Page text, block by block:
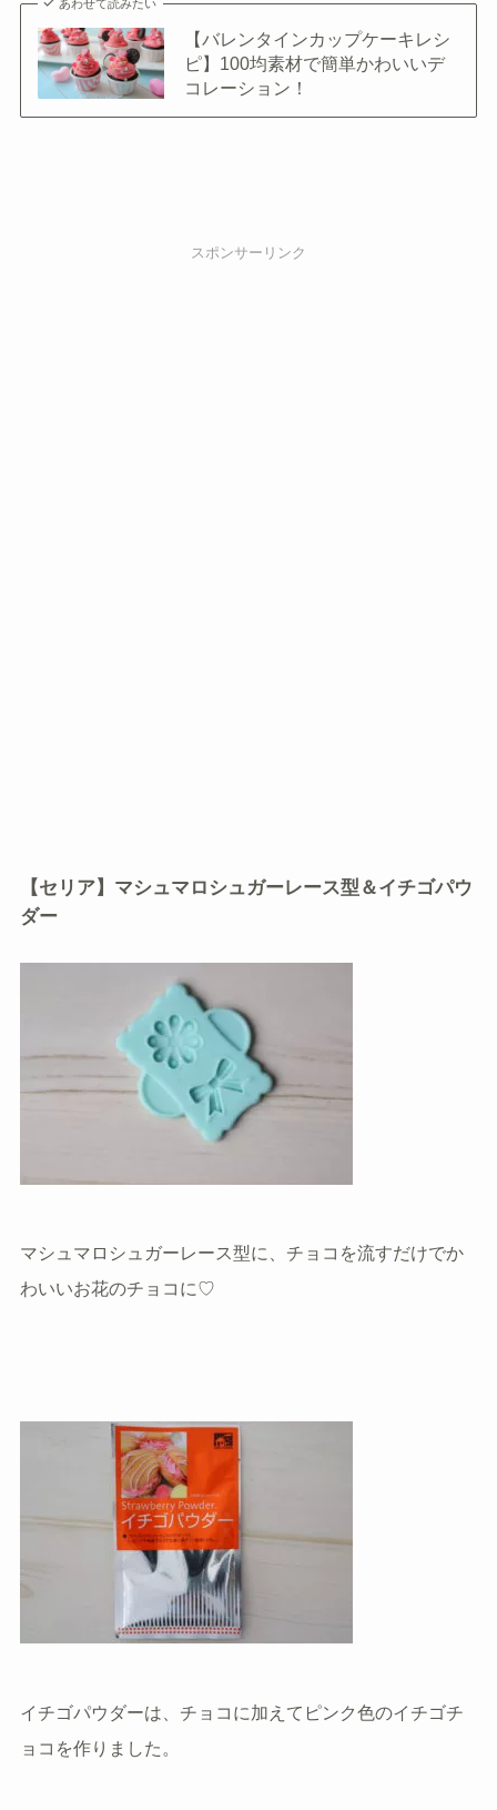
あわせて読みたい
【バレンタインカップケーキレシ
ピ】100均素材で簡単かわいいデ
コレーション！
スポンサーリンク
【セリア】マシュマロシュガーレース型＆イチゴパウ
ダー
マシュマロシュガーレース型に、チョコを流すだけでか
わいいお花のチョコに♡
イチゴパウダーは、チョコに加えてピンク色のイチゴチ
ョコを作りました。